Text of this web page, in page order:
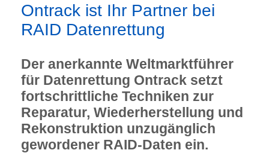
Ontrack ist Ihr Partner bei
RAID Datenrettung
Der anerkannte Weltmarktführer
für Datenrettung Ontrack setzt
fortschrittliche Techniken zur
Reparatur, Wiederherstellung und
Rekonstruktion unzugänglich
gewordener RAID-Daten ein.